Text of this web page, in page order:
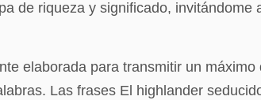
de riqueza y significado, invitándome
elaborada para transmitir un
Las frases El highlander